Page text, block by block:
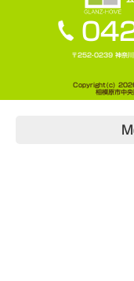
〒252-0239 神奈川
Copyright(c) 2026
相模原市中